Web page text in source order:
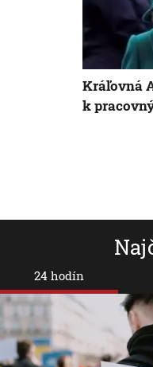
24 hodín
Kráľovná
k